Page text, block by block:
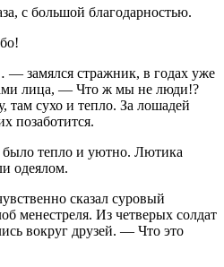
с большой благодарностью.
замялся стражник, в годах уже
лица, — Что ж мы не люди!?
там сухо и тепло. За лошадей
позаботится.
было тепло и уютно. Лютика
одеялом.
сказал суровый
менестреля. Из четверых солдат
вокруг друзей. — Что это